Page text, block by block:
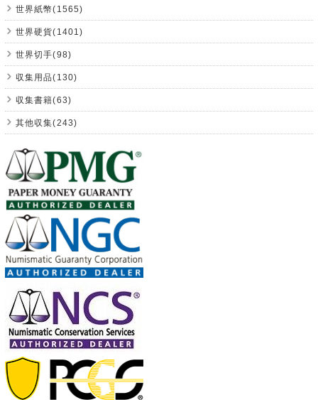
世界紙幣(1565)
世界硬貨(1401)
世界切手(98)
収集用品(130)
収集書籍(63)
其他収集(243)